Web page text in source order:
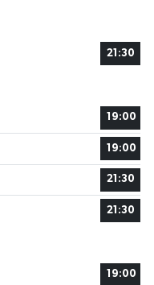
21:30
19:00
19:00
21:30
21:30
19:00